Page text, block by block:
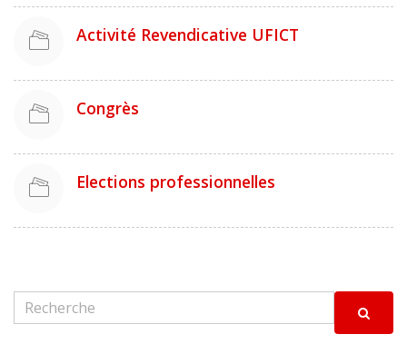
Activité Revendicative UFICT
Congrès
Elections professionnelles